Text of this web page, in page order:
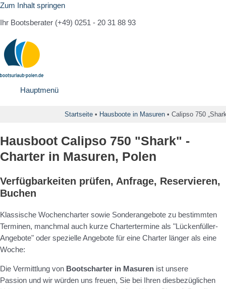
Zum Inhalt springen
Ihr Bootsberater (+49) 0251 - 20 31 88 93
Hauptmenü
Startseite • Hausboote in Masuren • Calipso 750
Hausboot Calipso 750 "Shark" -
Charter in Masuren, Polen
Verfügbarkeiten prüfen, Anfrage, Reservieren,
Buchen
Klassische Wochencharter sowie Sonderangebote zu bestimmten
Terminen, manchmal auch kurze Chartertermine als "Lückenfüller-
Angebote" oder spezielle Angebote für eine Charter länger als eine
Woche:
Die Vermittlung von Bootscharter in Masuren ist unsere
Passion und wir würden uns freuen, Sie bei Ihren diesbezüglichen